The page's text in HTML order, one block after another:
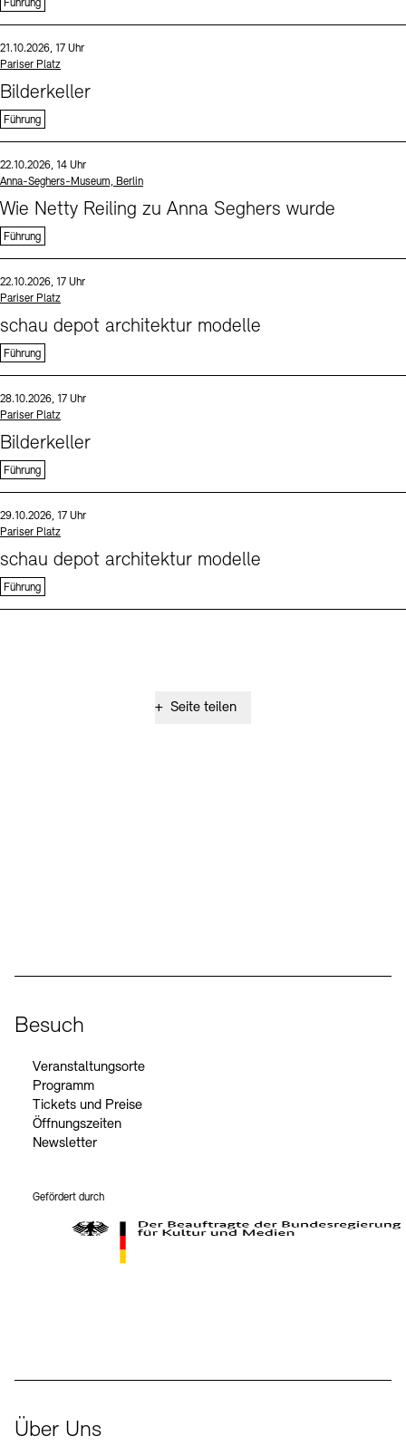
Führung
Datum und Uhrzeit:
21.10.2026, 17 Uhr
Standort
Pariser Platz
Bilderkeller
Führung
Datum und Uhrzeit:
22.10.2026, 14 Uhr
Standort
Anna-Seghers-Museum, Berlin
Wie Netty Reiling zu Anna Seghers wurde
Führung
Datum und Uhrzeit:
22.10.2026, 17 Uhr
Standort
Pariser Platz
schau depot architektur modelle
Führung
Datum und Uhrzeit:
28.10.2026, 17 Uhr
Standort
Pariser Platz
Bilderkeller
Führung
Datum und Uhrzeit:
29.10.2026, 17 Uhr
Standort
Pariser Platz
schau depot architektur modelle
Führung
+ Seite teilen
Besuch
Veranstaltungsorte
Programm
Tickets und Preise
Öffnungszeiten
Newsletter
Gefördert durch
Über Uns